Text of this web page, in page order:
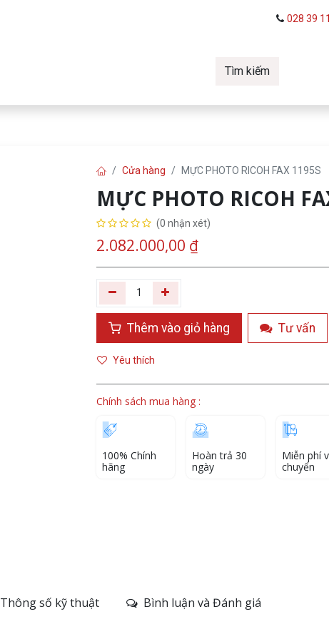
028 39
Tìm kiếm
Cửa hàng MỰC PHOTO RICOH FAX 1195S
MỰC PHOTO RICOH
(0 nhận xét)
2.082.000,00 ₫
Thêm vào giỏ hàng Tư vấn
Yêu thích
Chính sách mua hàng :
100% Chính
hãng
Hoàn trả 30
ngày
Miễn phí
chuyển
Thông số kỹ thuật Bình luận và Đánh giá